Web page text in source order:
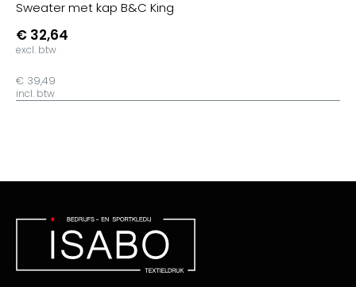
Sweater met kap B&C King
€ 32,64
excl. btw
€ 39,49
incl. btw